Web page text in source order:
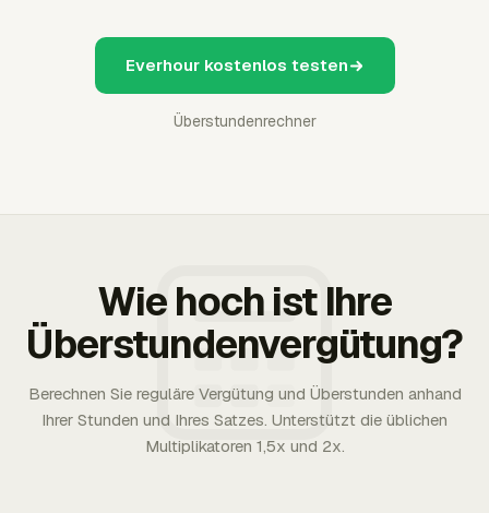
Everhour kostenlos testen
Überstundenrechner
Wie hoch ist Ihre
Überstundenvergütung?
Berechnen Sie reguläre Vergütung und Überstunden anhand
Ihrer Stunden und Ihres Satzes. Unterstützt die üblichen
Multiplikatoren 1,5x und 2x.